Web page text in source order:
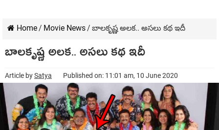
Home/ Movie News/ బాలకృష్ణ అలక.. అసలు కథ ఇదీ
బాలకృష్ణ అలక.. అసలు కథ ఇదీ
Article bySatya Published on: 11:01 am, 10 June 2020